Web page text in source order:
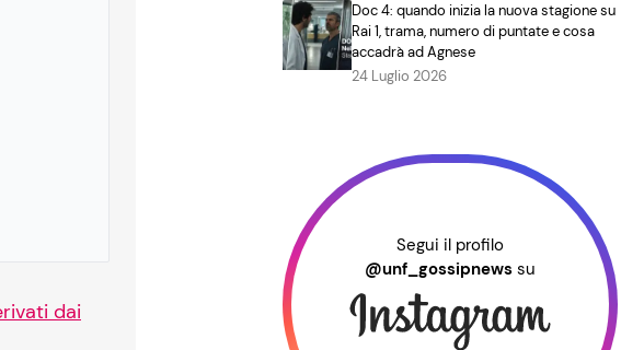
dai
Doc 4: quando inizia la nuova stagione su
Rai 1, trama, numero di puntate e cosa
accadrà ad Agnese
24 Luglio 2026
Segui il profilo
@unf_gossipnews su